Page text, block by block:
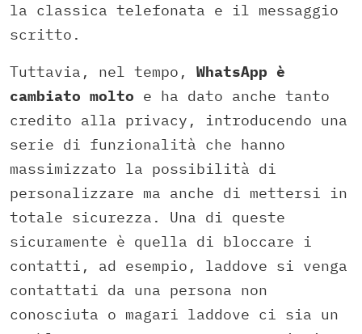
la classica telefonata e il messaggio
scritto.
Tuttavia, nel tempo, WhatsApp è
cambiato molto e ha dato anche tanto
credito alla privacy, introducendo una
serie di funzionalità che hanno
massimizzato la possibilità di
personalizzare ma anche di mettersi in
totale sicurezza. Una di queste
sicuramente è quella di bloccare i
contatti, ad esempio, laddove si venga
contattati da una persona non
conosciuta o magari laddove ci sia un